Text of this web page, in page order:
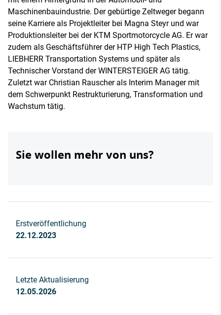
Maschinenbauindustrie. Der gebürtige Zeltweger begann
seine Karriere als Projektleiter bei Magna Steyr und war
Produktionsleiter bei der KTM Sportmotorcycle AG. Er war
zudem als Geschäftsführer der HTP High Tech Plastics,
LIEBHERR Transportation Systems und später als
Technischer Vorstand der WINTERSTEIGER AG tätig.
Zuletzt war Christian Rauscher als Interim Manager mit
dem Schwerpunkt Restrukturierung, Transformation und
Wachstum tätig.
Sie wollen mehr von uns?
Erstveröffentlichung
22.12.2023
Letzte Aktualisierung
12.05.2026